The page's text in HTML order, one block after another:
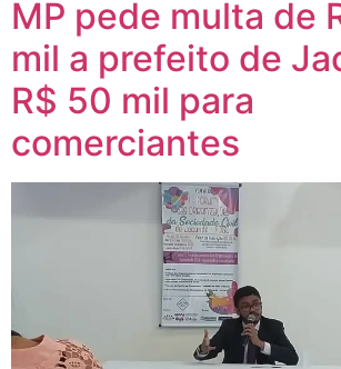
MP pede multa de
mil a prefeito de
R$ 50 mil para
comerciantes